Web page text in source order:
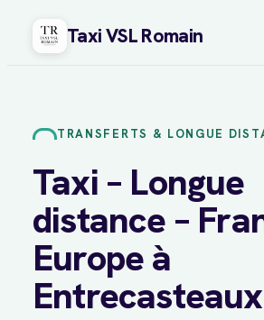
Taxi VSL Romain
TRANSFERTS & LONGUE
Taxi – Longue
distance –
Europe à
Entrecasteaux